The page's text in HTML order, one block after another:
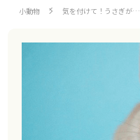
小動物 気を付けて！うさぎが…